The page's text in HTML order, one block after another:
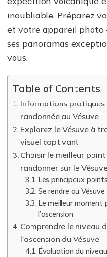
inoubliable. Préparez
et votre appareil photo
ses panoramas
vous.
Table of Contents
Informations
randonnée au Vésuve
Explorez le Vésuve à
visuel captivant
Choisir le meilleur
randonner sur le Vésuve
Les principaux
Se rendre au
Le meilleur moment
l’ascension
Comprendre le niveau
l’ascension du Vésuve
Évaluation du